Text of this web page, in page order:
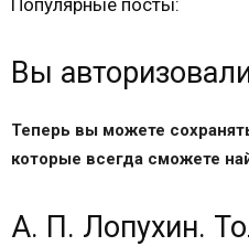
Вы
Теперь вы можете
которые всегда сможете
А. П. Лопухин.